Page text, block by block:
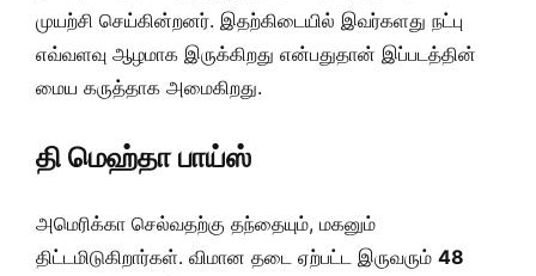
முயற்சி செய்கின்றனர். இதற்கிடையில் இவர்களது நட்பு
எவ்வளவு ஆழமாக இருக்கிறது என்பதுதான் இப்படத்தின்
மைய கருத்தாக அமைகிறது.
தி மெஹ்தா பாய்ஸ்
அமெரிக்கா செல்வதற்கு தந்தையும், மகனும்
திட்டமிடுகிறார்கள். விமான தடை ஏற்பட்ட இருவரும் 48